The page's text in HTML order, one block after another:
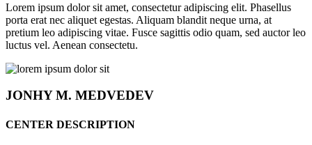
Lorem ipsum dolor sit amet, consectetur adipiscing elit. Phasellus
porta erat nec aliquet egestas. Aliquam blandit neque urna, at
pretium leo adipiscing vitae. Fusce sagittis odio quam, sed auctor leo
luctus vel. Aenean consectetu.
JONHYM. MEDVEDEV
CENTER DESCRIPTION